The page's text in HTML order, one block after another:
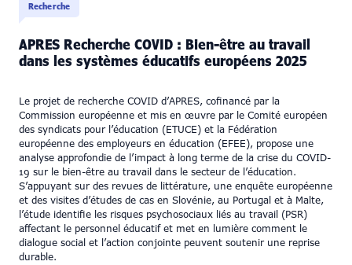
Recherche
APRES Recherche COVID : Bien-être au travail
dans les systèmes éducatifs européens 2025
Le projet de recherche COVID d’APRES, cofinancé par la
Commission européenne et mis en œuvre par le Comité européen
des syndicats pour l’éducation (ETUCE) et la Fédération
européenne des employeurs en éducation (EFEE), propose une
analyse approfondie de l’impact à long terme de la crise du COVID-
19 sur le bien-être au travail dans le secteur de l’éducation.
S’appuyant sur des revues de littérature, une enquête européenne
et des visites d’études de cas en Slovénie, au Portugal et à Malte,
l’étude identifie les risques psychosociaux liés au travail (PSR)
affectant le personnel éducatif et met en lumière comment le
dialogue social et l’action conjointe peuvent soutenir une reprise
durable.